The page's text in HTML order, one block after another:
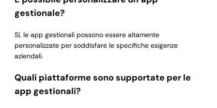
gestionale?
Sì, le app gestionali possono essere altamente
personalizzate per soddisfare le specifiche esigenze
aziendali.
Quali piattaforme sono supportate per le
app gestionali?